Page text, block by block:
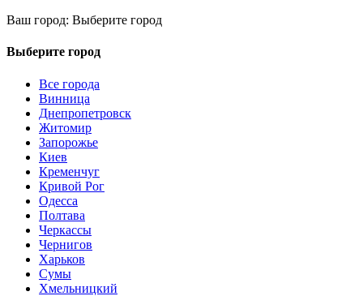
Ваш город: Выберите город
Выберите город
Все города
Винница
Днепропетровск
Житомир
Запорожье
Киев
Кременчуг
Кривой Рог
Одесса
Полтава
Черкассы
Чернигов
Харьков
Сумы
Хмельницкий